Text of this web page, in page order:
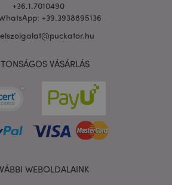
+36.1.7010490
+39.3938895136
VÁSÁRLÁS
WEBOLDALAINK
Adobe Inc.